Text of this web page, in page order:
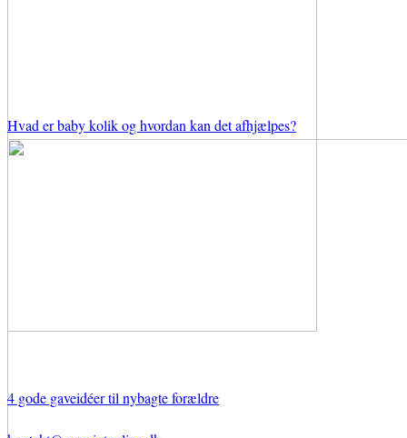
Hvad er baby kolik og hvordan kan det afhjælpes?
4 gode gaveidéer til nybagte forældre